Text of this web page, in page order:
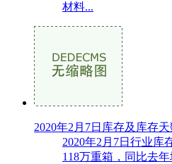
材料...
2020年2月7日库存及库存天
2020年2月7日行业库
118万重箱，同比去